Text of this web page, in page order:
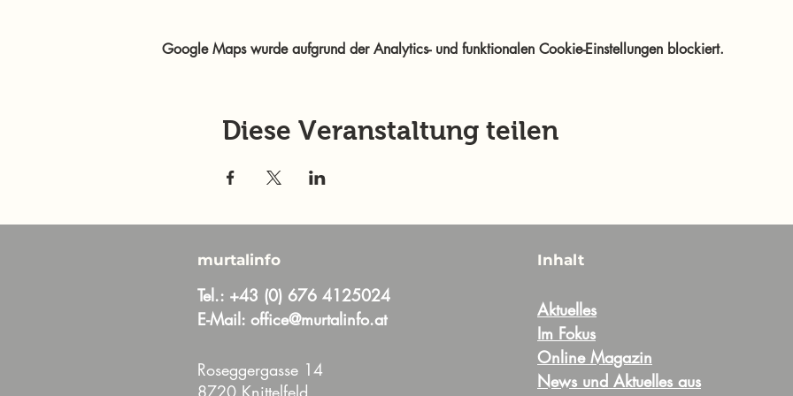
Google Maps wurde aufgrund der Analytics- und funktionalen Cookie-Einstellungen blockiert.
Diese Veranstaltung teilen
murtalinfo
Tel.: +43 (0) 676 4125024
E-Mail: office@murtalinfo.at
Roseggergasse 14
8720 Knittelfeld
Inhalt
Aktuelles
Im Fokus
Online Magazin
News und Aktuelles aus